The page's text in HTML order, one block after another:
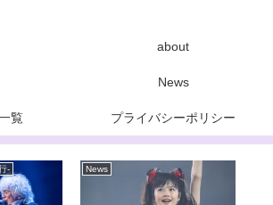
about
News
覧 プライバシーポリシー
- News